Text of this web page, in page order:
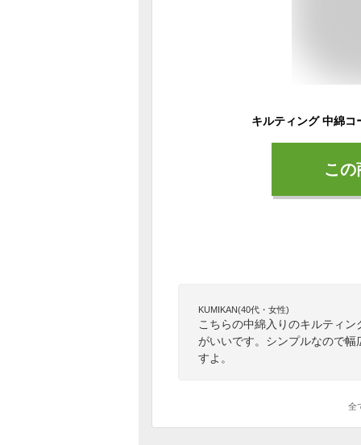
こ
KUMIKAN(40代・女性)
こちらの中綿入りのキルティ
がいいです。シンプルなので
すよ。
全